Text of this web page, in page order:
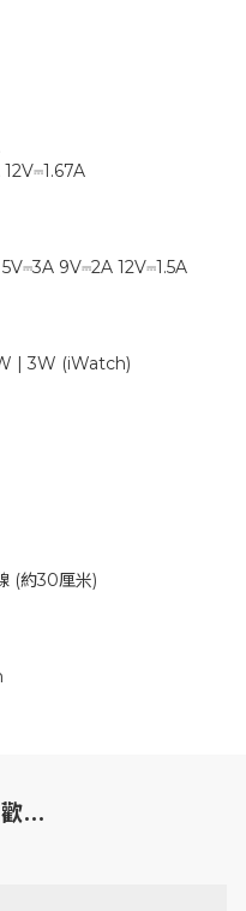
9V⎓2A 12V⎓1.5A
| 3W (iWatch)
(約30厘米)
...